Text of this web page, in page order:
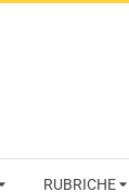
RUBRICHE